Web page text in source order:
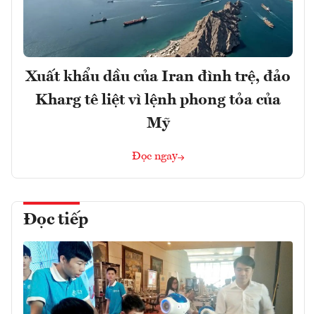
Xuất khẩu dầu của Iran đình trệ, đảo
Kharg tê liệt vì lệnh phong tỏa của
Mỹ
Đọc ngay
Đọc tiếp